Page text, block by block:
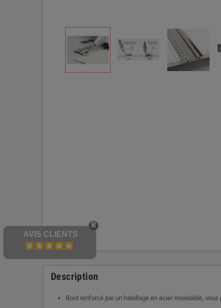
Description
Bord renforcé par un habillage en acier inoxidable,
AVIS CLIENTS